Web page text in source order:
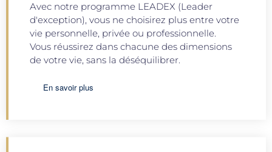
Avec notre programme LEADEX (Leader
d'exception), vous ne choisirez plus entre votre
vie personnelle, privée ou professionnelle.
Vous réussirez dans chacune des dimensions
de votre vie, sans la déséquilibrer.
En savoir plus